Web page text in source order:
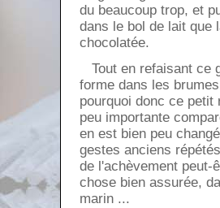
du beaucoup trop, et
dans le bol de lait que
chocolatée.
Tout en refaisant ce
forme dans les
pourquoi donc ce
peu importante
en est bien peu
gestes anciens
de l'achèvement peut-
chose bien assurée,
marin ...